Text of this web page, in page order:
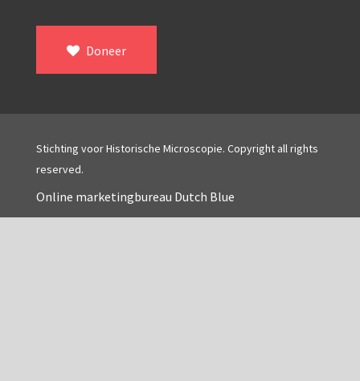
Doneer
Stichting voor Historische Microscopie. Copyright all rights
reserved.
Online marketingbureau Dutch Blue